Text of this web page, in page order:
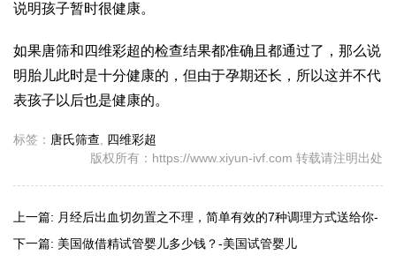
说明孩子暂时很健康。
如果唐筛和四维彩超的检查结果都准确且都通过了，那么说
明胎儿此时是十分健康的，但由于孕期还长，所以这并不代
表孩子以后也是健康的。
标签： 唐氏筛查, 四维彩超
版权所有：https://www.xiyun-ivf.com 转载请注明出处
上一篇: 月经后出血切勿置之不理，简单有效的7种调理方式送给你-
哈萨克斯坦试管婴儿
下一篇: 美国做借精试管婴儿多少钱？-美国试管婴儿